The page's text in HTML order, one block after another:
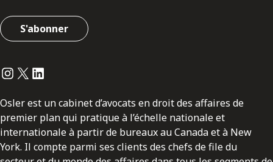
S'abonner
Instagram
Twitter
LinkedIn
Osler est un cabinet d’avocats en droit des affaires de
premier plan qui pratique à l’échelle nationale et
internationale à partir de bureaux au Canada et à New
York. Il compte parmi ses clients des chefs de file du